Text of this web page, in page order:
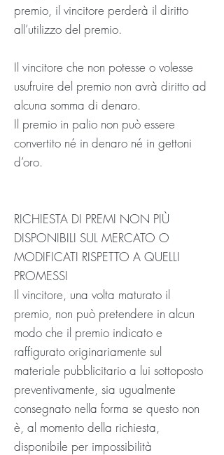
premio, il vincitore perderà il diritto
all’utilizzo del premio.
Il vincitore che non potesse o volesse
usufruire del premio non avrà diritto ad
alcuna somma di denaro.
Il premio in palio non può essere
convertito né in denaro né in gettoni
d’oro.
RICHIESTA DI PREMI NON PIÙ
DISPONIBILI SUL MERCATO O
MODIFICATI RISPETTO A QUELLI
PROMESSI
Il vincitore, una volta maturato il
premio, non può pretendere in alcun
modo che il premio indicato e
raffigurato originariamente sul
materiale pubblicitario a lui sottoposto
preventivamente, sia ugualmente
consegnato nella forma se questo non
è, al momento della richiesta,
disponibile per impossibilità